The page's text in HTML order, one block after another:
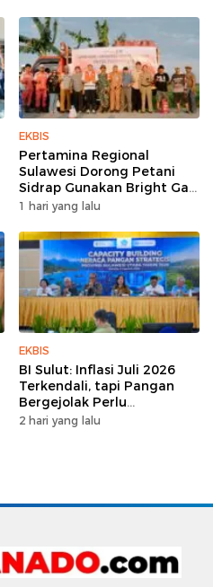
EKBIS
Pertamina Regional
Sulawesi Dorong Petani
Sidrap Gunakan Bright Gas
untuk Pompa Irigasi
1 hari yang lalu
EKBIS
BI Sulut: Inflasi Juli 2026
Terkendali, tapi Pangan
Bergejolak Perlu
Diwaspadai
2 hari yang lalu